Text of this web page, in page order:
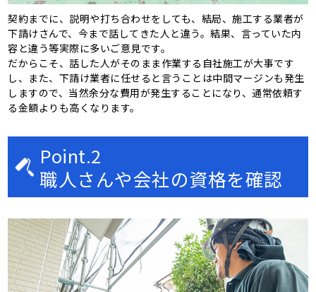
契約までに、説明や打ち合わせをしても、結局、施工する業者が
下請けさんで、今まで話してきた人と違う。結果、言っていた内
容と違う等実際に多いご意見です。
だからこそ、話した人がそのまま作業する自社施工が大事です
し、また、下請け業者に任せると言うことは中間マージンも発生
しますので、当然余分な費用が発生することになり、通常依頼す
る金額よりも高くなります。
Point.2
職人さんや会社の資格を確認